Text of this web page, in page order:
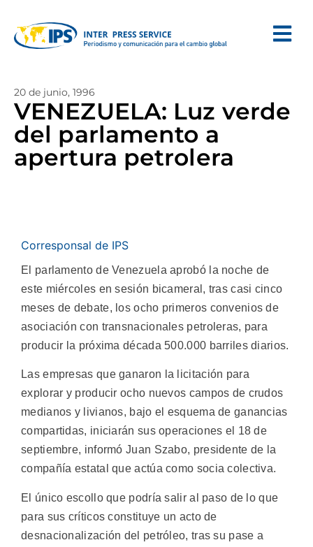
20 de junio, 1996
VENEZUELA: Luz verde
del parlamento a
apertura petrolera
Corresponsal de IPS
El parlamento de Venezuela aprobó la noche de
este miércoles en sesión bicameral, tras casi cinco
meses de debate, los ocho primeros convenios de
asociación con transnacionales petroleras, para
producir la próxima década 500.000 barriles diarios.
Las empresas que ganaron la licitación para
explorar y producir ocho nuevos campos de crudos
medianos y livianos, bajo el esquema de ganancias
compartidas, iniciarán sus operaciones el 18 de
septiembre, informó Juan Szabo, presidente de la
compañía estatal que actúa como socia colectiva.
El único escollo que podría salir al paso de lo que
para sus críticos constituye un acto de
desnacionalización del petróleo, tras su pase a